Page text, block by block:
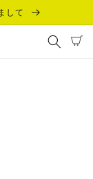
して
カ
ー